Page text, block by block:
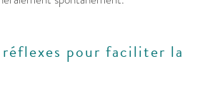
réflexes pour faciliter la